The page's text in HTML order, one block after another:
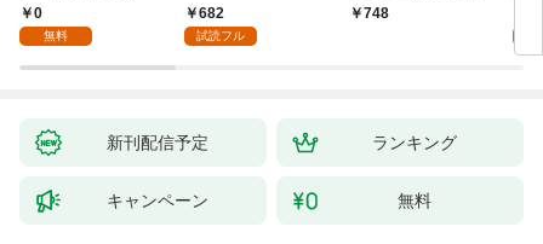
り！？(1)
0
無料
682
試読フル
づくりを（コミック）
748
る
新刊配信予定 ランキング
キャンペーン 無料